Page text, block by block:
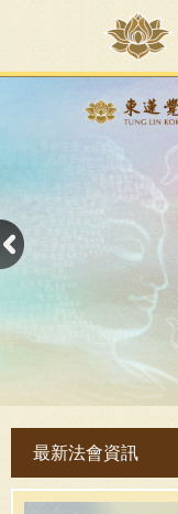
最新法會資訊